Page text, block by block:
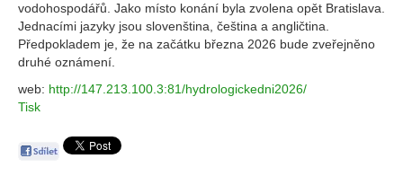
vodohospodářů. Jako místo konání byla zvolena opět Bratislava.
Jednacími jazyky jsou slovenština, čeština a angličtina.
Předpokladem je, že na začátku března 2026 bude zveřejněno
druhé oznámení.
web: http://147.213.100.3:81/hydrologickedni2026/
Tisk